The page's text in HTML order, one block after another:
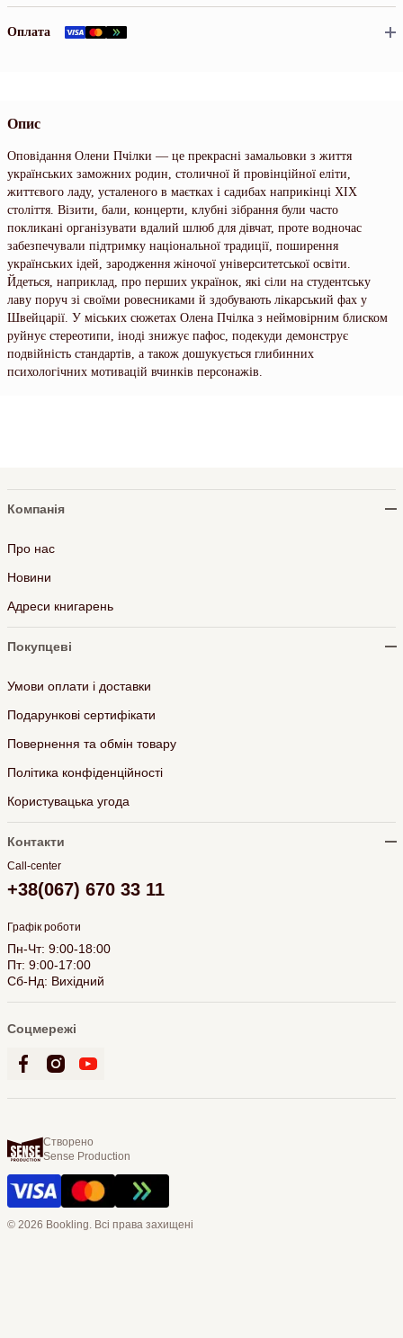
Оплата
Опис
Оповідання Олени Пчілки — це прекрасні замальовки з життя
українських заможних родин, столичної й провінційної еліти,
життєвого ладу, усталеного в маєтках і садибах наприкінці ХІХ
століття. Візити, бали, концерти, клубні зібрання були часто
покликані організувати вдалий шлюб для дівчат, проте водночас
забезпечували підтримку національної традиції, поширення
українських ідей, зародження жіночої університетської освіти.
Йдеться, наприклад, про перших українок, які сіли на студентську
лаву поруч зі своїми ровесниками й здобувають лікарський фах у
Швейцарії. У міських сюжетах Олена Пчілка з неймовірним блиском
руйнує стереотипи, іноді знижує пафос, подекуди демонструє
подвійність стандартів, а також дошукується глибинних
психологічних мотивацій вчинків персонажів.
Компанія
Про нас
Новини
Адреси книгарень
Покупцеві
Умови оплати і доставки
Подарункові сертифікати
Повернення та обмін товару
Політика конфіденційності
Користувацька угода
Контакти
Call-center
+38(067) 670 33 11
Графік роботи
Пн-Чт: 9:00-18:00
Пт: 9:00-17:00
Сб-Нд: Вихідний
Соцмережі
Створено
Sense Production
© 2026 Bookling. Всі права захищені